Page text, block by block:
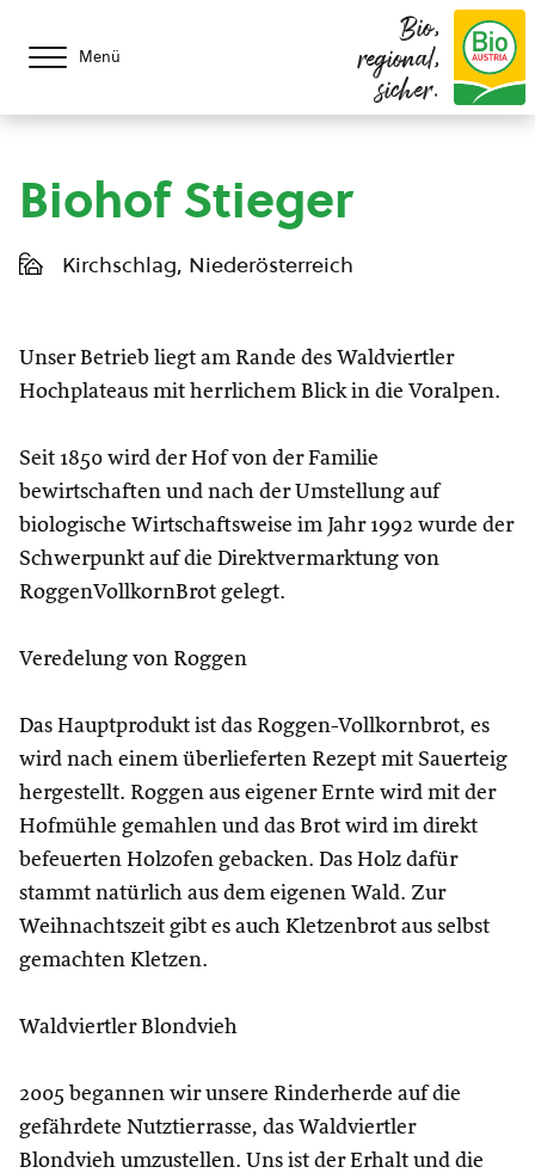
Menü
Bio,
regional,
sicher.
Biohof Stieger
Kirchschlag, Niederösterreich
Unser Betrieb liegt am Rande des Waldviertler
Hochplateaus mit herrlichem Blick in die Voralpen.
Seit 1850 wird der Hof von der Familie
bewirtschaften und nach der Umstellung auf
biologische Wirtschaftsweise im Jahr 1992 wurde der
Schwerpunkt auf die Direktvermarktung von
RoggenVollkornBrot gelegt.
Veredelung von Roggen
Das Hauptprodukt ist das Roggen-Vollkornbrot, es
wird nach einem überlieferten Rezept mit Sauerteig
hergestellt. Roggen aus eigener Ernte wird mit der
Hofmühle gemahlen und das Brot wird im direkt
befeuerten Holzofen gebacken. Das Holz dafür
stammt natürlich aus dem eigenen Wald. Zur
Weihnachtszeit gibt es auch Kletzenbrot aus selbst
gemachten Kletzen.
Waldviertler Blondvieh
2005 begannen wir unsere Rinderherde auf die
gefährdete Nutztierrasse, das Waldviertler
Blondvieh umzustellen. Uns ist der Erhalt und die